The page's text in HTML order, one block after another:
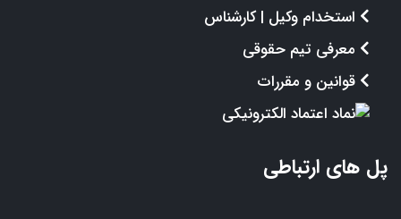
استخدام وکیل | کارشناس
معرفی تیم حقوقی
قوانین و مقررات
پل های ارتباطی